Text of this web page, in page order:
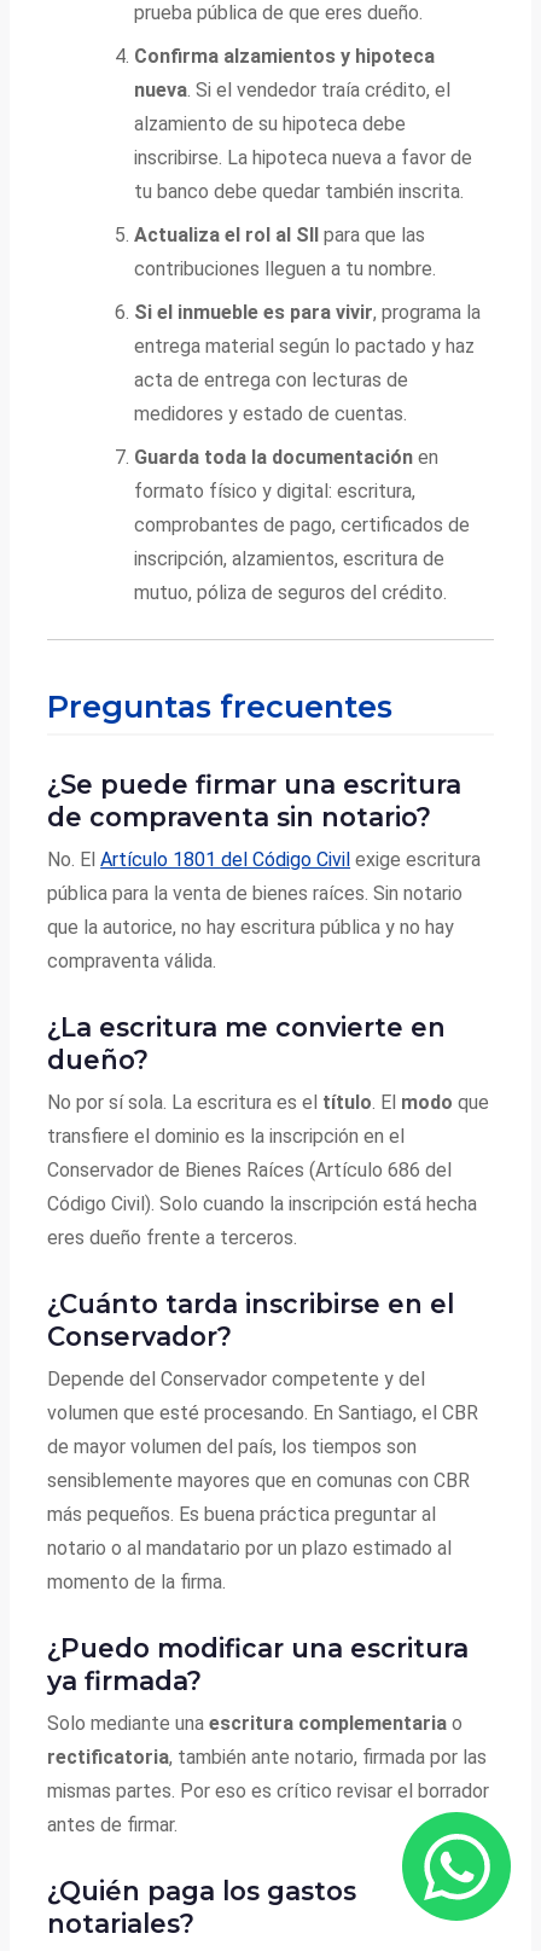
prueba pública de que eres dueño.
Confirma alzamientos y hipoteca
nueva. Si el vendedor traía crédito, el
alzamiento de su hipoteca debe
inscribirse. La hipoteca nueva a favor de
tu banco debe quedar también inscrita.
Actualiza el rol al SII
para que las
contribuciones lleguen a tu nombre.
Si el inmueble es para vivir, programa la
entrega material según lo pactado y haz
acta de entrega con lecturas de
medidores y estado de cuentas.
Guarda toda la documentación en
formato físico y digital: escritura,
comprobantes de pago, certificados de
inscripción, alzamientos, escritura de
mutuo, póliza de seguros del crédito.
Preguntas frecuentes
¿Se puede firmar una escritura
de compraventa sin notario?
No. ElArtículo 1801 del Código Civil exige escritura
pública para la venta de bienes raíces. Sin notario
que la autorice, no hay escritura pública y no hay
compraventa válida.
¿La escritura me convierte en
dueño?
No por sí sola. La escritura es el título. El modo que
transfiere el dominio es la inscripción en el
Conservador de Bienes Raíces (Artículo 686 del
Código Civil). Solo cuando la inscripción está hecha
eres dueño frente a terceros.
¿Cuánto tarda inscribirse en el
Conservador?
Depende del Conservador competente y del
volumen que esté procesando. En Santiago, el CBR
de mayor volumen del país, los tiempos son
sensiblemente mayores que en comunas con CBR
más pequeños. Es buena práctica preguntar al
notario o al mandatario por un plazo estimado al
momento de la firma.
¿Puedo modificar una escritura
ya firmada?
Solo mediante unaescritura complementaria o
rectificatoria, también ante notario, firmada por las
mismas partes. Por eso es crítico revisar el borrador
antes de firmar.
¿Quién paga los gastos
notariales?